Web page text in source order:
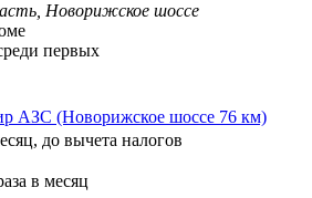
Новорижское шоссе
первых
АЗС (Новорижское шоссе 76 км)
до вычета налогов
в месяц